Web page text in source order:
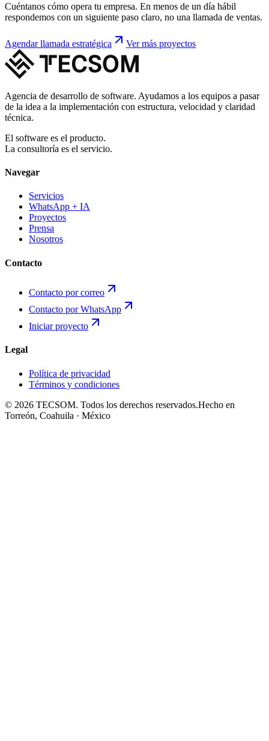
Cuéntanos cómo opera tu empresa. En menos de un día hábil
respondemos con un siguiente paso claro, no una llamada de ventas.
Agendar llamada estratégica Ver más proyectos
Agencia de desarrollo de software. Ayudamos a los equipos a pasar
de la idea a la implementación con estructura, velocidad y claridad
técnica.
El software es el producto.
La consultoría es el servicio.
Navegar
Servicios
WhatsApp + IA
Proyectos
Prensa
Nosotros
Contacto
Contacto por correo
Contacto por WhatsApp
Iniciar proyecto
Legal
Política de privacidad
Términos y condiciones
© 2026 TECSOM. Todos los derechos reservados.Hecho en
Torreón, Coahuila · México